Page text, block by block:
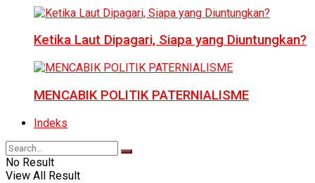
Ketika Laut Dipagari, Siapa yang Diuntungkan?
MENCABIK POLITIK PATERNIALISME
Indeks
No Result
View All Result